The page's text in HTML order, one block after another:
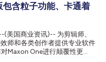
含粒子功能、卡通着
(美国商业资讯)-- 为剪辑师、
师和各类创作者提供专业软件
Maxon One进行颠覆性更